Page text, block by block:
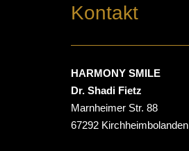
Kontakt
HARMONY SMILE
Dr. Shadi Fietz
Marnheimer Str. 88
67292 Kirchheimbolanden